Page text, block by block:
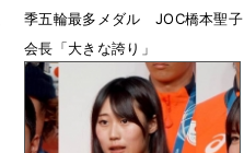
季五輪最多メダル JOC橋本聖子
会長「大きな誇り」
2月26日 08時15分